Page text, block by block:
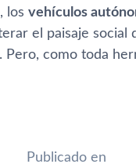
, los vehículos
el paisaje social
Pero, como toda
Publicado en